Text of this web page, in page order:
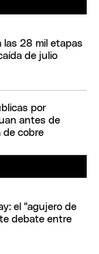
las 28 mil etapas
de julio
por
antes de
de cobre
el "agujero de
debate entre